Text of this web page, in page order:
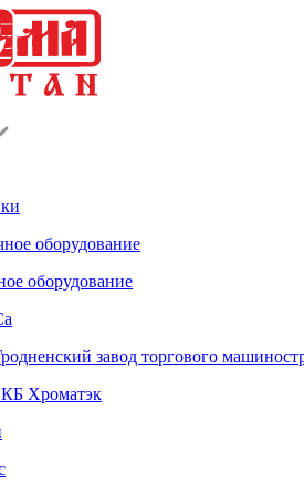
оборудование
оборудование
завод торгового
Хроматэк